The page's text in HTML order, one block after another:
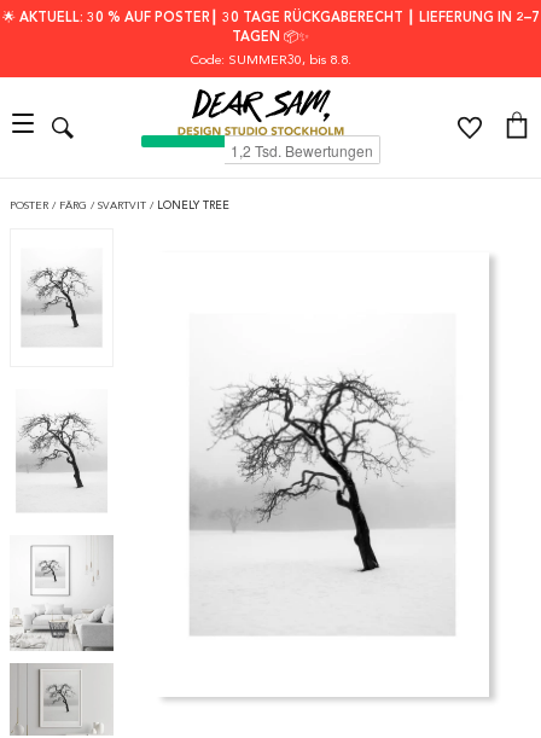
🌟 AKTUELL: 30 % AUF POSTER┃ 30 TAGE RÜCKGABERECHT ┃ LIEFERUNG IN 2–7
TAGEN 📦✨
Code: SUMMER30, bis 8.8.
POSTER / FÄRG / SVARTVIT / LONELY TREE
Item